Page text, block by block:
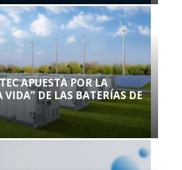
APUESTA POR LA
VIDA” DE LAS BATERÍAS DE